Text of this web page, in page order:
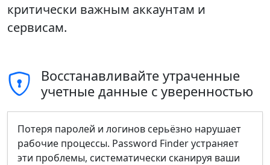
критически важным аккаунтам и
сервисам.
Восстанавливайте утраченные
учетные данные с уверенностью
Потеря паролей и логинов серьёзно нарушает
рабочие процессы. Password Finder устраняет
эти проблемы, систематически сканируя ваши